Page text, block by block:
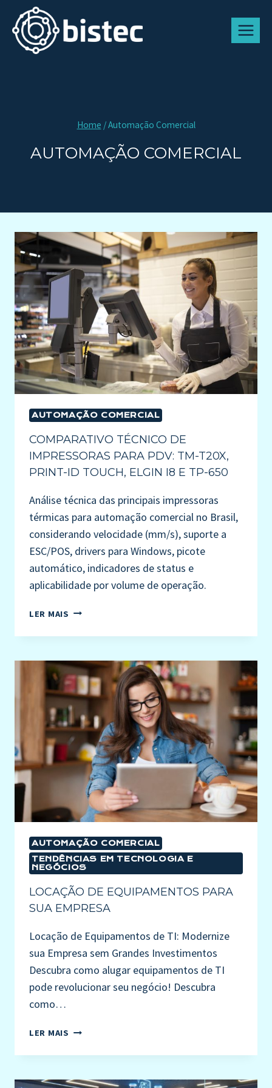
Home /Automação Comercial
AUTOMAÇÃO COMERCIAL
AUTOMAÇÃO COMERCIAL
COMPARATIVO TÉCNICO DE
IMPRESSORAS PARA PDV: TM-T20X,
PRINT-ID TOUCH, ELGIN I8 E TP-650
Análise técnica das principais impressoras
térmicas para automação comercial no Brasil,
considerando velocidade (mm/s), suporte a
ESC/POS, drivers para Windows, picote
automático, indicadores de status e
aplicabilidade por volume de operação.
LER MAIS
AUTOMAÇÃO COMERCIAL
TENDÊNCIAS EM TECNOLOGIA E
NEGÓCIOS
LOCAÇÃO DE EQUIPAMENTOS PARA
SUA EMPRESA
Locação de Equipamentos de TI: Modernize
sua Empresa sem Grandes Investimentos
Descubra como alugar equipamentos de TI
pode revolucionar seu negócio! Descubra
como…
LER MAIS